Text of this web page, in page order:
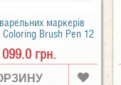
маркерів
Coloring Brush Pen 12
грн.